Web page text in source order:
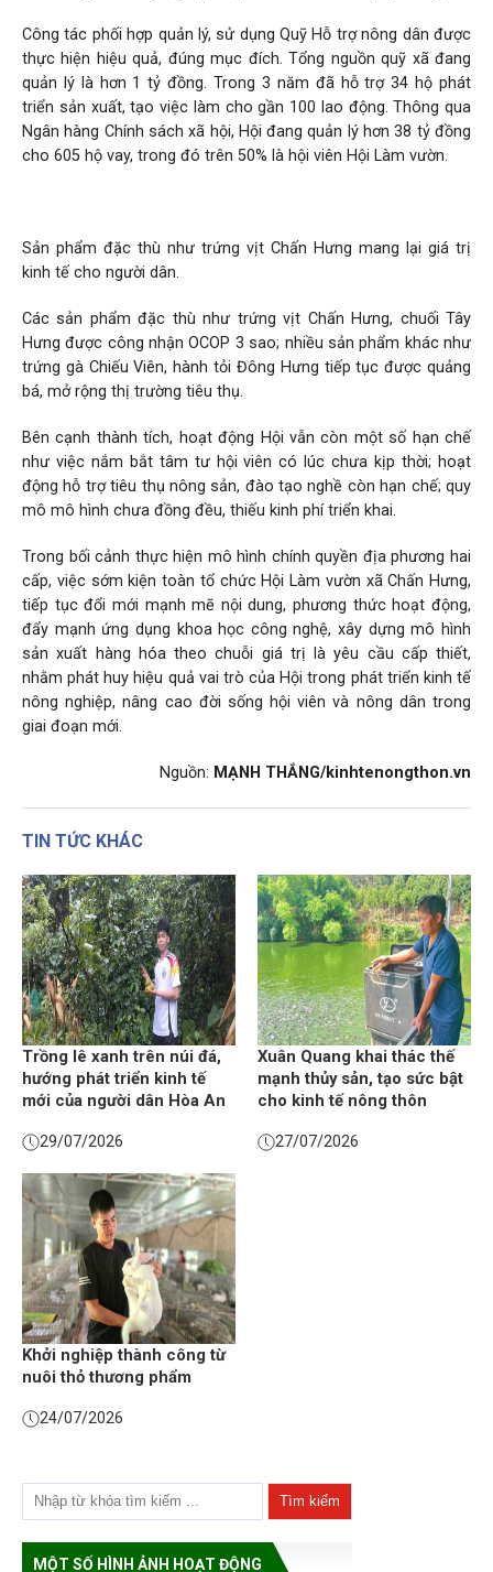
Công tác phối hợp quản lý, sử dụng Quỹ Hỗ trợ nông dân được
thực hiện hiệu quả, đúng mục đích. Tổng nguồn quỹ xã đang
quản lý là hơn 1 tỷ đồng. Trong 3 năm đã hỗ trợ 34 hộ phát
triển sản xuất, tạo việc làm cho gần 100 lao động. Thông qua
Ngân hàng Chính sách xã hội, Hội đang quản lý hơn 38 tỷ đồng
cho 605 hộ vay, trong đó trên 50% là hội viên Hội Làm vườn.
Sản phẩm đặc thù như trứng vịt Chấn Hưng mang lại giá trị
kinh tế cho người dân.
Các sản phẩm đặc thù như trứng vịt Chấn Hưng, chuối Tây
Hưng được công nhận OCOP 3 sao; nhiều sản phẩm khác như
trứng gà Chiếu Viên, hành tỏi Đông Hưng tiếp tục được quảng
bá, mở rộng thị trường tiêu thụ.
Bên cạnh thành tích, hoạt động Hội vẫn còn một số hạn chế
như việc nắm bắt tâm tư hội viên có lúc chưa kịp thời; hoạt
động hỗ trợ tiêu thụ nông sản, đào tạo nghề còn hạn chế; quy
mô mô hình chưa đồng đều, thiếu kinh phí triển khai.
Trong bối cảnh thực hiện mô hình chính quyền địa phương hai
cấp, việc sớm kiện toàn tổ chức Hội Làm vườn xã Chấn Hưng,
tiếp tục đổi mới mạnh mẽ nội dung, phương thức hoạt động,
đẩy mạnh ứng dụng khoa học công nghệ, xây dựng mô hình
sản xuất hàng hóa theo chuỗi giá trị là yêu cầu cấp thiết,
nhằm phát huy hiệu quả vai trò của Hội trong phát triển kinh tế
nông nghiệp, nâng cao đời sống hội viên và nông dân trong
giai đoạn mới.
Nguồn: MẠNH THẮNG/kinhtenongthon.vn
TIN TỨC KHÁC
Trồng lê xanh trên núi đá,
hướng phát triển kinh tế
mới của người dân Hòa An
29/07/2026
Xuân Quang khai thác thế
mạnh thủy sản, tạo sức bật
cho kinh tế nông thôn
27/07/2026
Khởi nghiệp thành công từ
nuôi thỏ thương phẩm
24/07/2026
MỘT SỐ HÌNH ẢNH HOẠT ĐỘNG